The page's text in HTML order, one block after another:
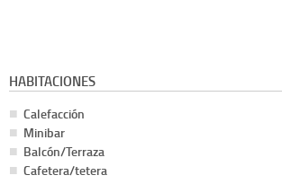
HABITACIONES
Calefacción
Minibar
Balcón/Terraza
Cafetera/tetera